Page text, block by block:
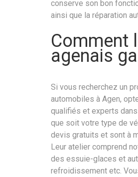
conserve son bon
ainsi que la réparation
Comment
agenais
Si vous recherchez un
automobiles à Agen,
qualifiés et experts
que soit votre type de
devis gratuits et sont à
Leur atelier comprend
des essuie-glaces et
refroidissement etc.